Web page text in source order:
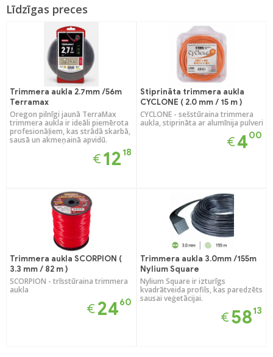
Līdzīgas preces
Trimmera aukla 2.7mm /56m
Terramax
Oregon pilnīgi jaunā TerraMax
trimmera aukla ir ideāli piemērota
profesionāļiem, kas strādā skarbā,
sausā un akmeņainā apvidū.
€1218
Stiprināta trimmera aukla
CYCLONE ( 2.0 mm / 15 m )
CYCLONE - sešstūraina trimmera
aukla, stiprināta ar alumīnija pulveri
€400
Trimmera aukla SCORPION (
3.3 mm / 82 m )
SCORPION - trīsstūraina trimmera
aukla
€2460
Trimmera aukla 3.0mm /155m
Nylium Square
Nylium Square ir izturīgs
kvadrātveida profils, kas paredzēts
sausai veģetācijai.
€5813